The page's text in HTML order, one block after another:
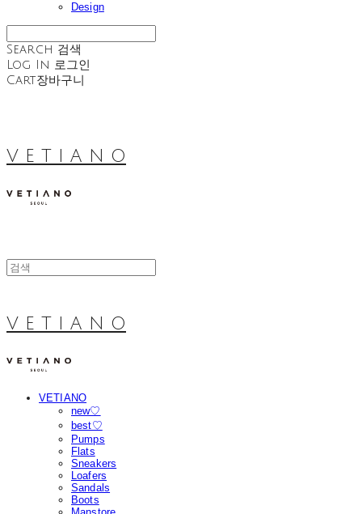
Design
Search 검색
Log In 로그인
Cart장바구니
V E T I A N O
V E T I A N O
VETIANO
new♡
best♡
Pumps
Flats
Sneakers
Loafers
Sandals
Boots